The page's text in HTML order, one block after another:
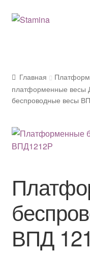
Перейти
Перейти
Блог
О компании
Доставка и оплата
Главная
платформенные весы
беспроводные весы
ВПД